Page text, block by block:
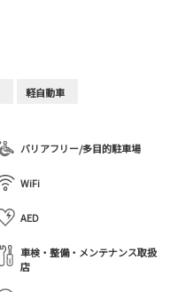
軽自動車
バリアフリー/多目的駐車場
WiFi
AED
車検・整備・メンテナンス取扱
店